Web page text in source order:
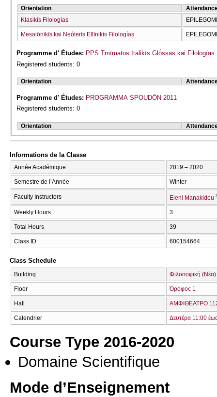
Orientation
Klasikīs Filologías
Mesaiōnikīs kai Neóterīs Ellīnikīs Filologías
Programme d' Études: PPS Tmīmatos Italikīs Glṓssas kai Filologías
Registered students: 0
Orientation
Programme d' Études: PROGRAMMA SPOUDŌN 2011
Registered students: 0
Orientation
Informations de la Classe
Année Académique 2019 – 2020
Semestre de l’Année Winter
Faculty Instructors Eleni Manakidou
Weekly Hours 3
Total Hours 39
Class ID 600154664
Class Schedule
Building Φιλοσοφική (Νέα)
Floor Όροφος 1
Hall ΑΜΦΙΘΕΑΤΡΟ
Calendrier Δευτέρα 11:00
Course Type 2016-2020
Domaine Scientifique
Mode d’Enseignement